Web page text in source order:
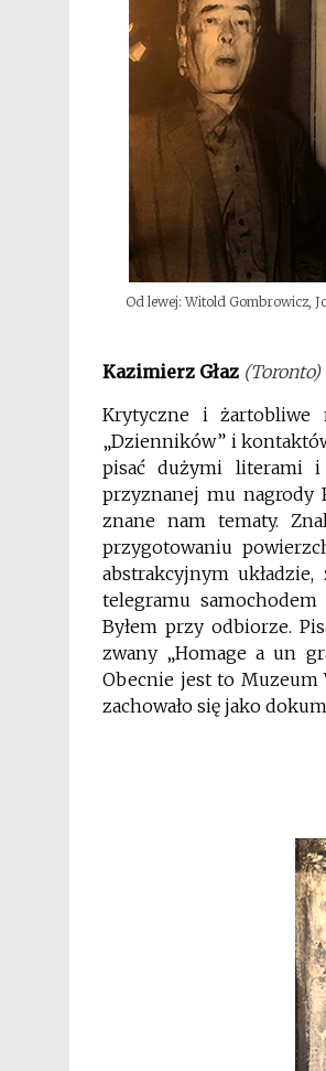
Od lewej: Witold Gombrowicz,
Kazimierz Głaz (Toronto)
Krytyczne i żartobliwe
„Dzienników” i
pisać dużymi literami i
przyznanej mu nagrody
znane nam tematy.
przygotowaniu
abstrakcyjnym
telegramu
Byłem przy odbiorze.
zwany „Homage a un
Obecnie jest to Muzeum
zachowało się jako